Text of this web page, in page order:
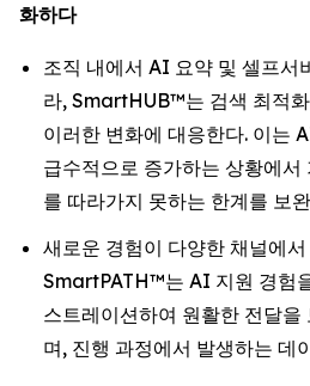
화하다
조직 내에서 AI 요약 및 셀프서
라, SmartHUB™는 검색 최적
이러한 변화에 대응한다. 이는
급수적으로 증가하는 상황에서
를 따라가지 못하는 한계를 보
새로운 경험이 다양한 채널에
SmartPATH™는 AI 지원 경험
스트레이션하여 원활한 전달을
며, 진행 과정에서 발생하는 데